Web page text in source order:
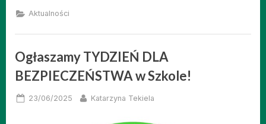
Aktualności
Ogłaszamy TYDZIEŃ DLA
BEZPIECZEŃSTWA w Szkole!
Posted
23/06/2025 By
Katarzyna Tekiela